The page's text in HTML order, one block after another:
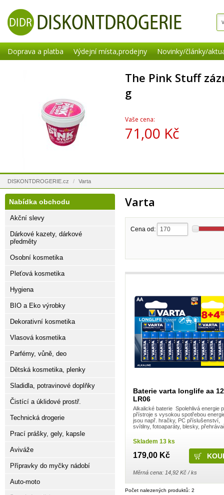
Doprava a platba Výdejní místa,prodejny Novinky/články/
The Pink Stuff
g
Vaše cena:
71,00 Kč
DISKONTDROGERIE.cz / Varta
Varta
Cena od:
Baterie varta longlife aa
LR06
Alkalické baterie Spolehlivá energie
přístroje s vysokou spotřebou
jsou např. hračky, PC příslušenství,
svítilny, fotoaparáty, blesky,
Skladem 13 ks
179,00 Kč
Měrná cena: 14,92 Kč / ks
Počet nalezených produktů: 2
Nabídka obchodu
Akční slevy
Dárkové kazety, dárkové
předměty
Osobní kosmetika
Pleťová kosmetika
Hygiena
BIO a Eko výrobky
Dekorativní kosmetika
Vlasová kosmetika
Parfémy, vůně, deo
Dětská kosmetika, plenky
Sladidla, potravinové doplňky
Čistící a úklidové prostř.
Technická drogerie
Prací prášky, gely, kapsle
Aviváže
Přípravky do myčky nádobí
Auto-moto